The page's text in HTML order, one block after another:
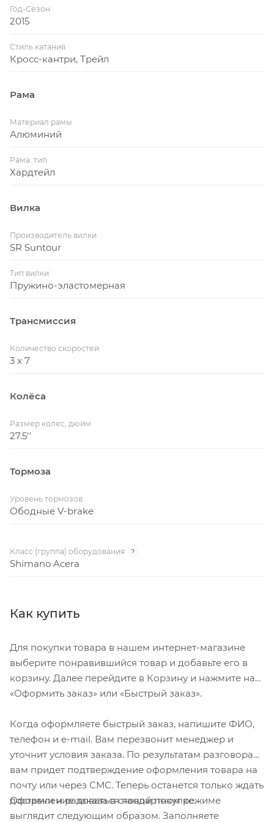
Год-Сезон
2015
Стиль катания
Кросс-кантри, Трейл
Рама
Материал рамы
Алюминий
Рама: тип
Хардтейл
Вилка
Производитель вилки
SR Suntour
Тип вилки
Пружино-эластомерная
Трансмиссия
Количество скоростей
3 x 7
Колёса
Размер колес, дюйм
27.5''
Тормоза
Уровень тормозов
Ободные V-brake
Класс (группа) оборудования ?
Shimano Acera
Как купить
Для покупки товара в нашем интернет-магазине
выберите понравившийся товар и добавьте его в
корзину. Далее перейдите в Корзину и нажмите на
«Оформить заказ» или «Быстрый заказ».
Когда оформляете быстрый заказ, напишите ФИО,
телефон и e-mail. Вам перезвонит менеджер и
уточнит условия заказа. По результатам разговора
вам придет подтверждение оформления товара на
почту или через СМС. Теперь останется только ждать
доставки и радоваться новой покупке.
Оформление заказа в стандартном режиме
выглядит следующим образом. Заполняете